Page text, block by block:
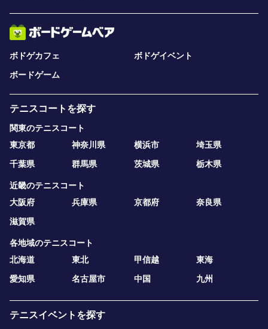
ボドゲカフェ
ボドゲイベント
ボードゲーム
テニスコートを探す
関東のテニスコート
東京都
神奈川県 横浜市
埼玉県
千葉県
群馬県 茨城県 栃木県
近畿のテニスコート
大阪府
兵庫県 京都府
奈良県
滋賀県
各地域のテニスコート
北海道
東北 甲信越
東海
愛知県
名古屋市 中国 九州
テニスイベントを探す